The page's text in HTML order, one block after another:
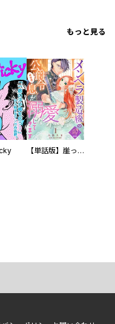
もっと見る
【単話版】崖っぷち令嬢ですが、意地と策略で幸せになります！シリーズ